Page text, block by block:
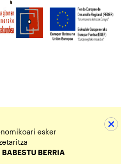
esker
BABESTU BERRIA